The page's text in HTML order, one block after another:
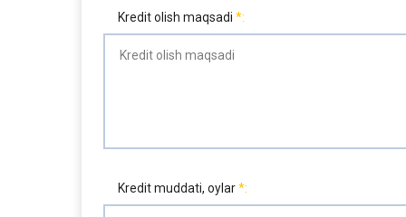
Kredit olish maqsadi
Kredit muddati, oylar